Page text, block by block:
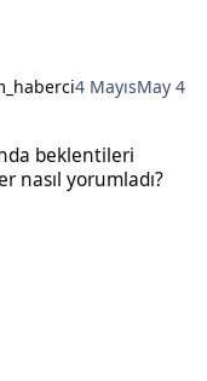
4 MayısMay 4
beklentileri
nasıl yorumladı?